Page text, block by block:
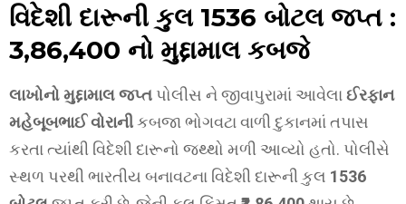
વિદેશી દારૂની કુલ 1536 બોટલજપ્ત :
₹3,86,400 નો મુદ્દામાલ કબજે
લાખોનો મુદ્દામાલ જપ્ત પોલીસ ને જીવાપુરામાં આવેલાઈરફાન
મહેબૂબભાઈ વોરાનીકબજા ભોગવટા વાળી દુકાનમાં તપાસ
કરતા ત્યાંથી વિદેશી દારૂનો જથ્થો મળી આવ્યો હતો. પોલીસે
સ્થળ પરથી ભારતીય બનાવટના વિદેશી દારૂની કુલ 1536